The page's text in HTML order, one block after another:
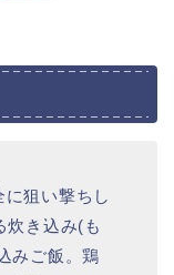
狙い撃ちし
き込み(も
みご飯。鶏